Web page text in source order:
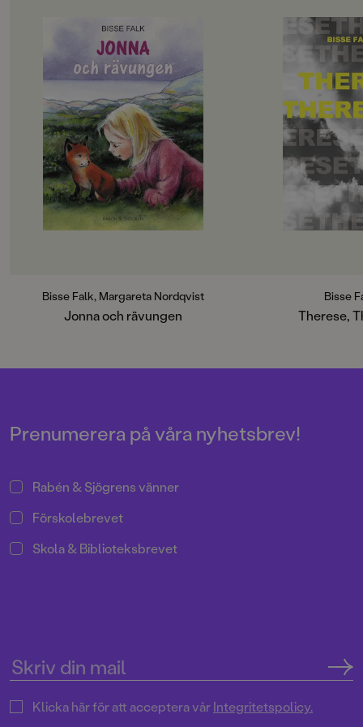
Bisse Falk, Margareta Nordqvist
Jonna och rävungen
Bisse
Therese,
Prenumerera på våra nyhetsbrev!
Rabén & Sjögrens vänner
Förskolebrevet
Skola & Biblioteksbrevet
Klicka här för att acceptera vårIntegritetspolicy.